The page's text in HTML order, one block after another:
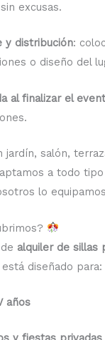
excusas.
y distribución:
o diseño del
al finalizar el
jardín, salón,
a todo tipo
lo
alquiler de sillas
diseñado para:
años